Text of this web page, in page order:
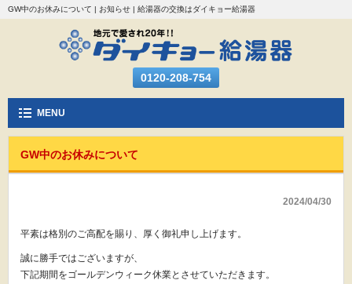
GW中のお休みについて | お知らせ | 給湯器の交換はダイキョー給湯器
0120-208-754
MENU
GW中のお休みについて
2024/04/30
平素は格別のご高配を賜り、厚く御礼申し上げます。
誠に勝手ではございますが、
下記期間をゴールデンウィーク休業とさせていただきます。